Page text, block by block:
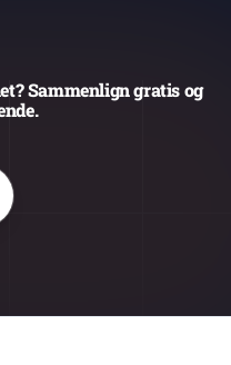
Sammenlign gratis og